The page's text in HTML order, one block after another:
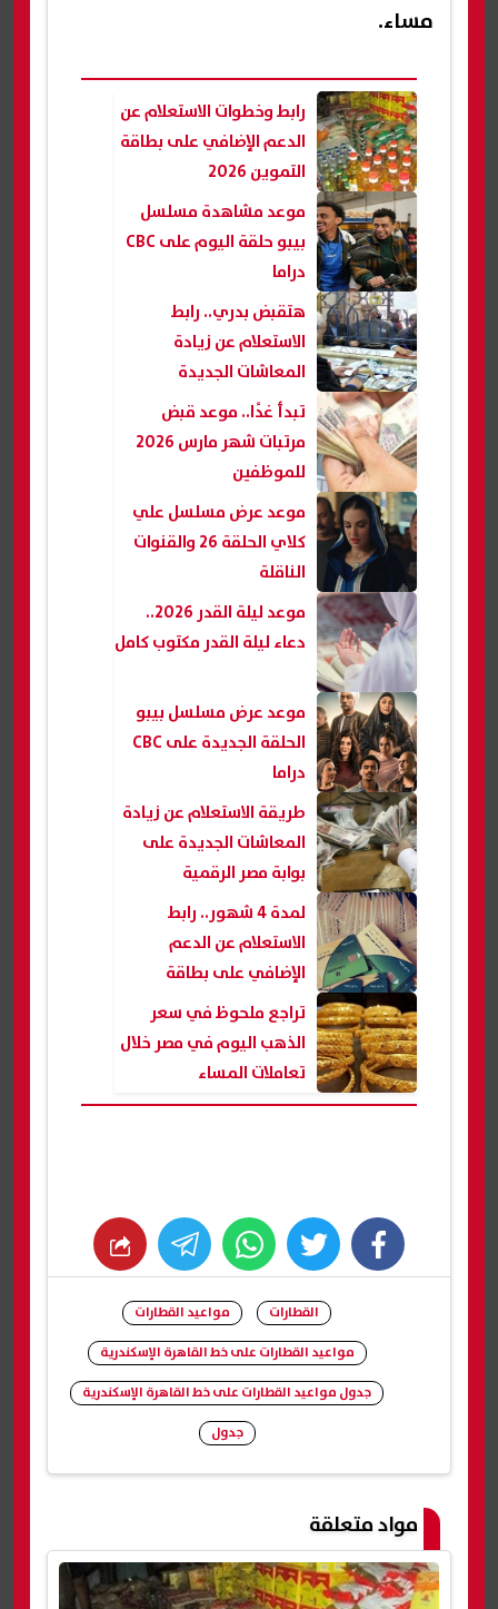
مساء.
رابط وخطوات الاستعلام عن
الدعم الإضافي على بطاقة
التموين 2026
موعد مشاهدة مسلسل
بيبو حلقة اليوم على CBC
دراما
هتقبض بدري.. رابط
الاستعلام عن زيادة
المعاشات الجديدة
تبدأ غدًا.. موعد قبض
مرتبات شهر مارس 2026
للموظفين
موعد عرض مسلسل علي
كلاي الحلقة 26 والقنوات
الناقلة
موعد ليلة القدر 2026..
دعاء ليلة القدر مكتوب كامل
موعد عرض مسلسل بيبو
الحلقة الجديدة على CBC
دراما
طريقة الاستعلام عن زيادة
المعاشات الجديدة على
بوابة مصر الرقمية
لمدة 4 شهور.. رابط
الاستعلام عن الدعم
الإضافي على بطاقة
التموين 2026
تراجع ملحوظ في سعر
الذهب اليوم في مصر خلال
تعاملات المساء
facebook
twitter
whats
القطارات
مواعيد القطارات
مواعيد القطارات على خط القاهرة الإسكندرية
جدول مواعيد القطارات على خط القاهرة الإسكندرية
جدول
مواد متعلقة